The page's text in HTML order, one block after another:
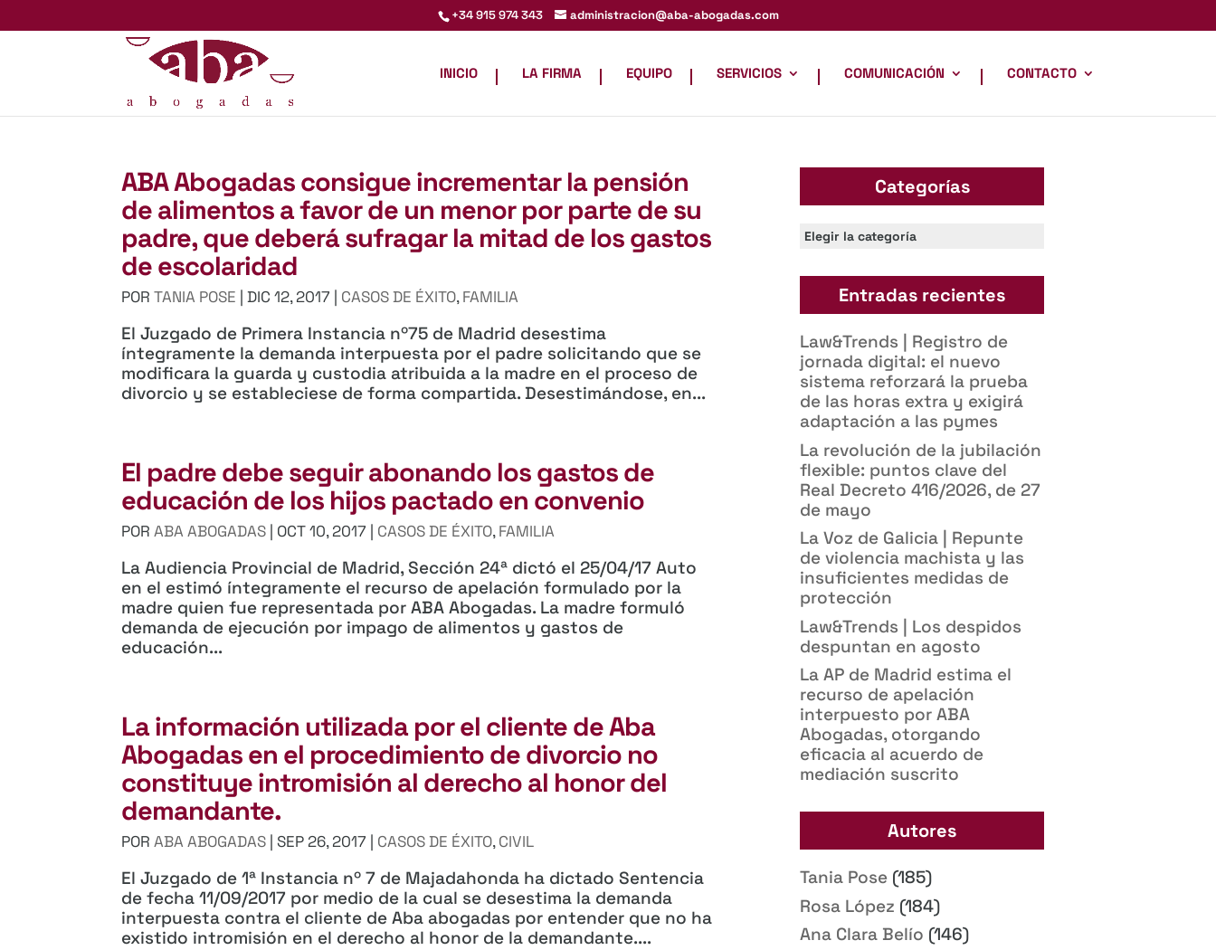
+34 915 974 343 administracion@aba-abogadas.com
INICIO LA FIRMA EQUIPO SERVICIOS COMUNICACIÓN CONTACTO
ABA Abogadas consigue incrementar la pensión
de alimentos a favor de un menor por parte de su
padre, que deberá sufragar la mitad de los gastos
de escolaridad
PORTANIA POSE |DIC 12, 2017 | CASOS DE ÉXITO,FAMILIA
El Juzgado de Primera Instancia nº75 de Madrid desestima
íntegramente la demanda interpuesta por el padre solicitando que se
modificara la guarda y custodia atribuida a la madre en el proceso de
divorcio y se estableciese de forma compartida. Desestimándose, en...
El padre debe seguir abonando los gastos de
educación de los hijos pactado en convenio
PORABA ABOGADAS | OCT 10, 2017 | CASOS DE ÉXITO,FAMILIA
La Audiencia Provincial de Madrid, Sección 24ª dictó el 25/04/17 Auto
en el estimó íntegramente el recurso de apelación formulado por la
madre quien fue representada por ABA Abogadas. La madre formuló
demanda de ejecución por impago de alimentos y gastos de
educación...
La información utilizada por el cliente de Aba
Abogadas en el procedimiento de divorcio no
constituye intromisión al derecho al honor del
demandante.
PORABA ABOGADAS |SEP 26, 2017 | CASOS DE ÉXITO,CIVIL
El Juzgado de 1ª Instancia nº 7 de Majadahonda ha dictado Sentencia
de fecha 11/09/2017 por medio de la cual se desestima la demanda
interpuesta contra el cliente de Aba abogadas por entender que no ha
existido intromisión en el derecho al honor de la demandante....
Categorías
Categorías
Entradas recientes
Law&Trends | Registro de
jornada digital: el nuevo
sistema reforzará la prueba
de las horas extra y exigirá
adaptación a las pymes
La revolución de la jubilación
flexible: puntos clave del
Real Decreto 416/2026, de 27
de mayo
La Voz de Galicia | Repunte
de violencia machista y las
insuficientes medidas de
protección
Law&Trends | Los despidos
despuntan en agosto
La AP de Madrid estima el
recurso de apelación
interpuesto por ABA
Abogadas, otorgando
eficacia al acuerdo de
mediación suscrito
Autores
Tania Pose (185)
Rosa López (184)
Ana Clara Belío (146)